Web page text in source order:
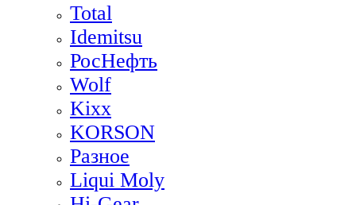
Total
Idemitsu
РосНефть
Wolf
Kixx
KORSON
Разное
Liqui Moly